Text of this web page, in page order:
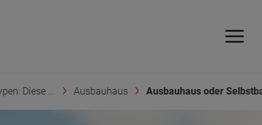
Diese ... Ausbauhaus Ausbauhaus oder